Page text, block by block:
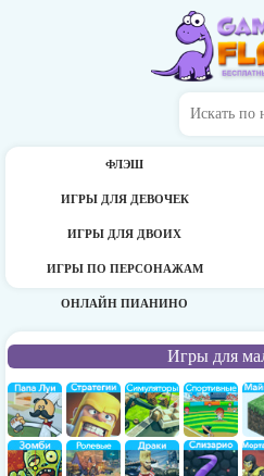
ФЛЭШ
ИГРЫ ДЛЯ ДЕВОЧЕК
ИГРЫ ДЛЯ ДВОИХ
ИГРЫ ПО ПЕРСОНАЖАМ
ОНЛАЙН ПИАНИНО
Игры для